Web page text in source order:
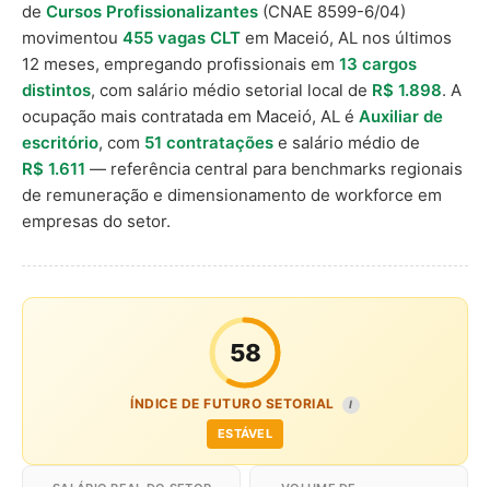
de Cursos Profissionalizantes (CNAE 8599-6/04)
movimentou 455 vagas CLT em Maceió, AL nos últimos
12 meses, empregando profissionais em 13 cargos
distintos, com salário médio setorial local de R$ 1.898. A
ocupação mais contratada em Maceió, AL é Auxiliar de
escritório, com 51 contratações e salário médio de
R$ 1.611 — referência central para benchmarks regionais
de remuneração e dimensionamento de workforce em
empresas do setor.
58
ÍNDICE DE FUTURO SETORIAL I
ESTÁVEL